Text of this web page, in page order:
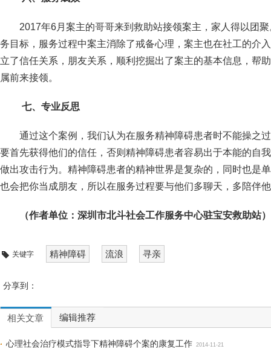
2017年6月案主的哥哥来到救助站接领案主，家人得以团
务目标，服务过程中案主消除了戒备心理，案主也在社工的介
立了信任关系，朋友关系，顺利挖掘出了案主的基本信息，帮
属前来接领。
七、专业反思
通过这个案例，我们认为在服务精神障碍患者时不能操之
要首先获得他们的信任，否则精神障碍患者容易出于本能的自
做出攻击行为。精神障碍患者的精神世界是复杂的，同时也是
也会把你当成朋友，所以在服务过程要与他们多聊天，多陪伴
（作者单位：深圳市北斗社会工作服务中心驻宝安救助站）
关键字 精神障碍 流浪 寻亲
分享到：
相关文章 编辑推荐
心理社会治疗模式指导下精神障碍个案的康复工作 2014-11-21